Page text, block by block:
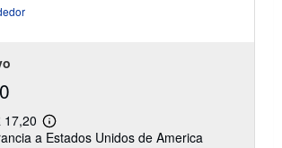
17,20
Más
información
a Estados Unidos de America